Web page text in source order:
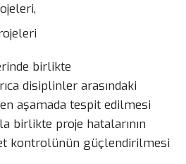
birlikte
disiplinler arasındaki
aşamada tespit edilmesi
birlikte proje hatalarının
kontrolünün güçlendirilmesi